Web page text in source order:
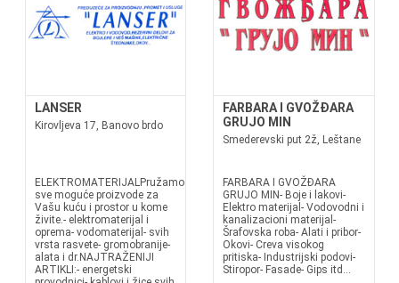
LANSER
Kirovljeva 17, Banovo brdo
ELEKTROMATERIJALPružamo
sve moguće proizvode za
Vašu kuću i prostor u kome
živite.- elektromaterijal i
oprema- vodomaterijal- svih
vrsta rasvete- gromobranije-
alata i dr.NAJTRAŽENIJI
ARTIKLI:- energetski
FARBARA I GVOŽĐARA
GRUJO MIN
Smederevski put 2ž, Leštane
FARBARA I GVOŽĐARA
GRUJO MIN- Boje i lakovi-
Elektro materijal- Vodovodni i
kanalizacioni materijal-
Šrafovska roba- Alati i pribor-
Okovi- Creva visokog
pritiska- Industrijski podovi-
Stiropor- Fasade- Gips itd...